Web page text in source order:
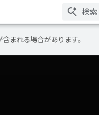
まれる場合があります。